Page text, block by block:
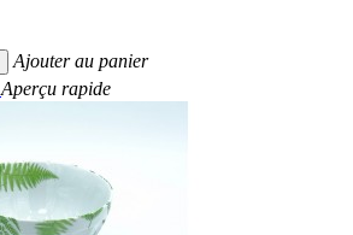
Ajouter au panier
Aperçu rapide